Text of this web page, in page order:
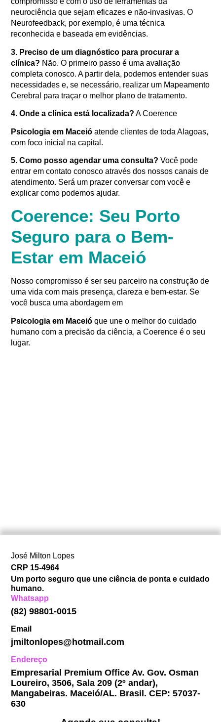
neurociência que sejam eficazes e não-invasivas. O
Neurofeedback, por exemplo, é uma técnica
reconhecida e baseada em evidências.
3. Preciso de um diagnóstico para procurar a
clínica? Não. O primeiro passo é uma avaliação
completa conosco. A partir dela, podemos entender suas
necessidades e, se necessário, realizar um Mapeamento
Cerebral para traçar o melhor plano de tratamento.
4. Onde a clínica está localizada? A Coerence
Psicologia em Maceió atende clientes de toda Alagoas,
com foco inicial na capital .
5. Como posso agendar uma consulta? Você pode
entrar em contato conosco através dos nossos canais de
atendimento. Será um prazer conversar com você e
explicar como podemos ajudar.
Coerence: Seu Porto
Seguro para o Bem-
Estar em Maceió
Nosso compromisso é ser seu parceiro na construção de
uma vida com mais presença, clareza e bem-estar. Se
você busca uma abordagem em
Psicologia em Maceió que une o melhor do cuidado
humano com a precisão da ciência, a Coerence é o seu
lugar.
José Milton Lopes​
CRP 15-4964
Um porto seguro que une ciência de ponta e cuidado
humano.
Whatsapp
(82) 98801-0015
Email
jmiltonlopes@hotmail.com
Endereço
Empresarial Premium Office Av. Gov. Osman
Loureiro, 3506, Sala 209 (2º andar),
Mangabeiras. Maceió/AL. Brasil. CEP: 57037-
630